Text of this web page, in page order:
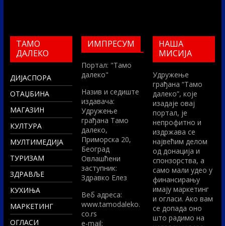
ТАМО
ДАЛЕКО
ДИЈАСПОРА
ОТАЏБИНА
МАГАЗИН
КУЛТУРА
МУЛТИМЕДИЈА
ТУРИЗАМ
ЗДРАВЉЕ
КУХИЊА
МАРКЕТИНГ
ОГЛАСИ
ИМПРЕСУМ
Портал: "Тамо
далеко"
Назив и седиште
издавача:
Удружење
грађана Тамо
далеко,
Приморска 20,
Београд
Овлашћени
заступник:
Здравко Елез
Вeб адреса:
www.tamodaleko.
co.rs
e-mail:
НАША
МИСИЈА
Удружење
грађана “Тамо
далеко”, које
изадаје овај
портал, је
непрофитно и
издржава се
највећим делом
од донација и
спонзорства, а
само мали удео у
финансирању
имају маркетинг
и огласи. Ако вам
се допада оно
што радимо на